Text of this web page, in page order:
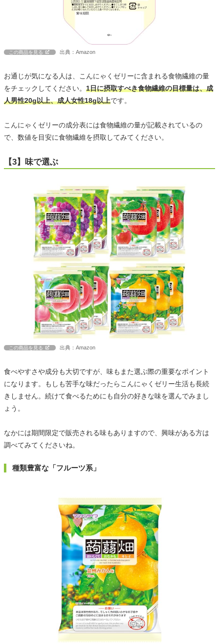
この商品を見る 出典：Amazon
お通じが気になる人は、こんにゃくゼリーに含まれる食物繊維の量
をチェックしてください。 1日に摂取すべき食物繊維の目標量は、成
人男性20g以上、成人女性18g以上です。
こんにゃくゼリーの成分表には食物繊維の量が記載されているの
で、数値を目安に食物繊維を摂取してみてください。
【3】味で選ぶ
この商品を見る 出典：Amazon
食べやすさや成分も大切ですが、味もまた選ぶ際の重要なポイント
になります。もしも苦手な味だったらこんにゃくゼリー生活も長続
きしません。続けて食べるためにも自分の好きな味を選んでみまし
ょう。
なかには期間限定で販売される味もありますので、興味がある方は
調べてみてくださいね。
種類豊富な「フルーツ系」